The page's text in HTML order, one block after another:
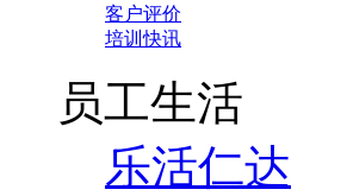
客户评价
培训快讯
员工生活
乐活仁达